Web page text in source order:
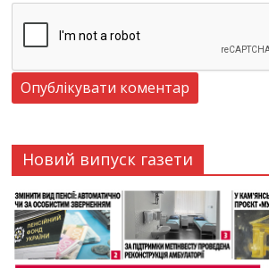
Новий випуск газети